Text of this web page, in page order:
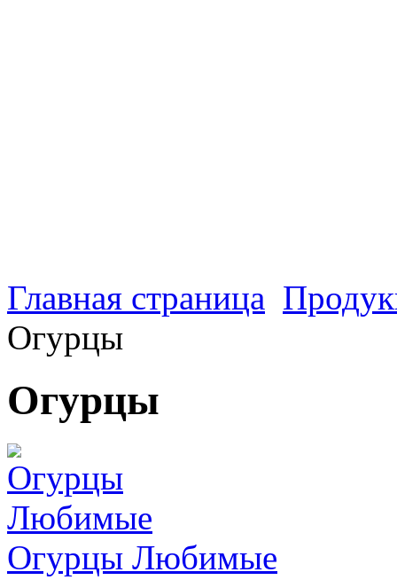
Главная страница
Огурцы
Огурцы
Огурцы Любимые